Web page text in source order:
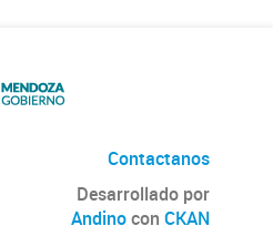
Contactanos
Desarrollado por
Andinocon CKAN